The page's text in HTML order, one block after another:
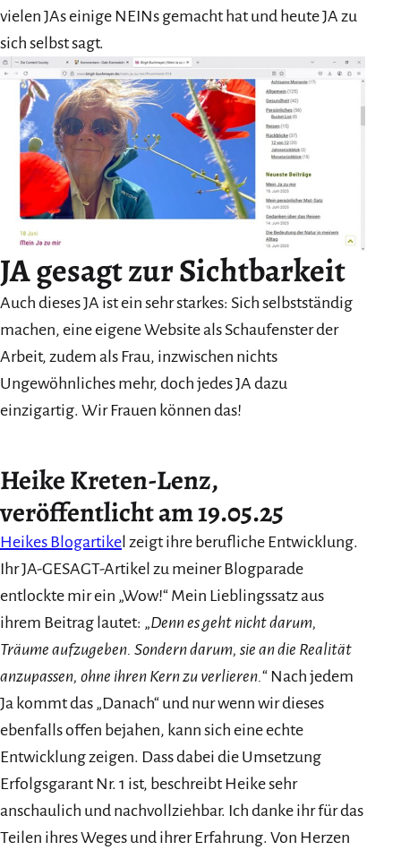
vielen JAs einige NEINs gemacht hat und heute JA zu
sich selbst sagt.
JA gesagt zur Sichtbarkeit
Auch dieses JA ist ein sehr starkes: Sich selbstständig
machen, eine eigene Website als Schaufenster der
Arbeit, zudem als Frau, inzwischen nichts
Ungewöhnliches mehr, doch jedes JA dazu
einzigartig. Wir Frauen können das!
Heike Kreten-Lenz,
veröffentlicht am 19.05.25
Heikes Blogartikel zeigt ihre berufliche Entwicklung.
Ihr JA-GESAGT-Artikel zu meiner Blogparade
entlockte mir ein „Wow!“ Mein Lieblingssatz aus
ihrem Beitrag lautet: „Denn es geht nicht darum,
Träume aufzugeben. Sondern darum, sie an die Realität
anzupassen, ohne ihren Kern zu verlieren. “ Nach jedem
Ja kommt das „Danach“ und nur wenn wir dieses
ebenfalls offen bejahen, kann sich eine echte
Entwicklung zeigen. Dass dabei die Umsetzung
Erfolgsgarant Nr. 1 ist, beschreibt Heike sehr
anschaulich und nachvollziehbar. Ich danke ihr für das
Teilen ihres Weges und ihrer Erfahrung. Von Herzen